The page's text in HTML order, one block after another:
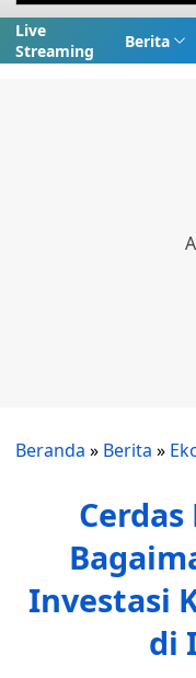
Live
Streaming
Berita
Beranda » Berita »
Investasi
di